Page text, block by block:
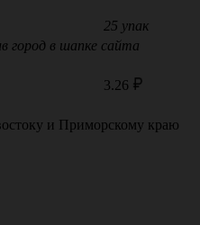
25 упак
город в шапке сайта
3.26
и Приморскому краю